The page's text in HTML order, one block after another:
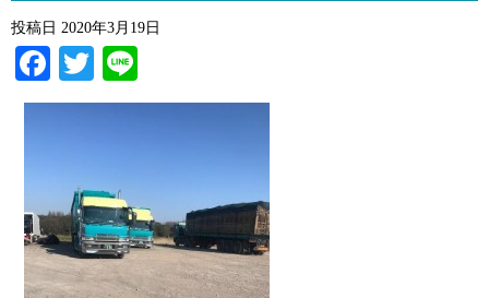
投稿日 2020年3月19日
Facebook
Twitter